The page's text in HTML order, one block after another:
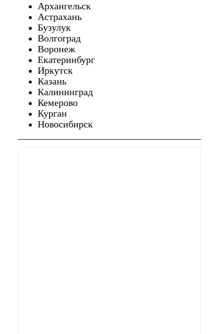
Архангельск
Астрахань
Бузулук
Волгоград
Воронеж
Екатеринбург
Иркутск
Казань
Калининград
Кемерово
Курган
Новосибирск